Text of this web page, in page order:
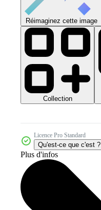
Réimaginez cette image
Collection
Licence Pro Standard
Qu'est-ce que c'est ?
Plus d'infos